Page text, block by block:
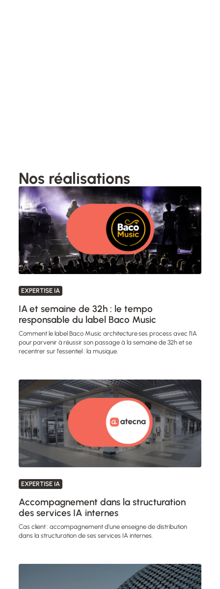
Nos réalisations
EXPERTISE IA
IA et semaine de 32h : le tempo
responsable du label Baco Music
Comment le label Baco Music architecture ses process avec l’IA
pour parvenir à réussir son passage à la semaine de 32h et se
recentrer sur l'essentiel : la musique.
EXPERTISE IA
Accompagnement dans la structuration
des services IA internes
Cas client : accompagnement d'une enseigne de distribution
dans la structuration de ses services IA internes.